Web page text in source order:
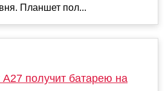
Планшет пол...
получит батарею на